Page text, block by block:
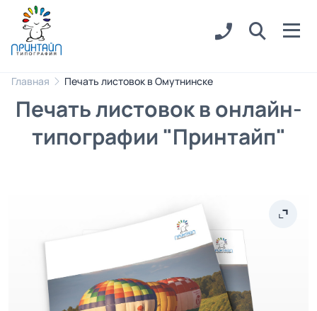
Главная Печать листовок в Омутнинске
Печать листовок в онлайн-
типографии "Принтайп"